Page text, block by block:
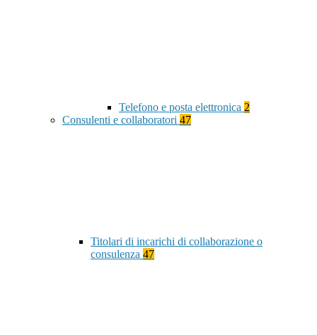
Telefono e posta elettronica 2
Consulenti e collaboratori 47
Titolari di incarichi di collaborazione o
consulenza 47